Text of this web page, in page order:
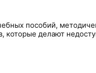
пособий,
которые делают